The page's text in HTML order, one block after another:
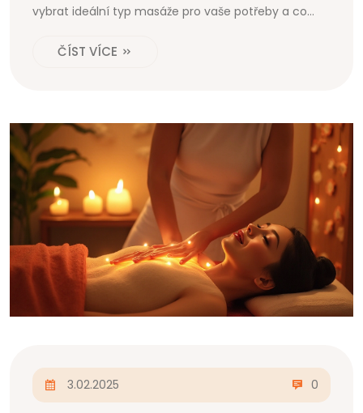
vybrat ideální typ masáže pro vaše potřeby a co
Získejte přehled o tom, jak masáž může pozitivně
ČÍST VÍCE
3.02.2025 0